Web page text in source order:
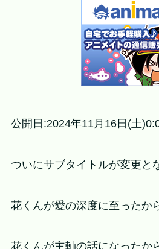
公開日:2024年11月16日(土
ついにサブタイトルが変更と
花くんが愛の深度に至ったか
花くんが主軸の話になったか